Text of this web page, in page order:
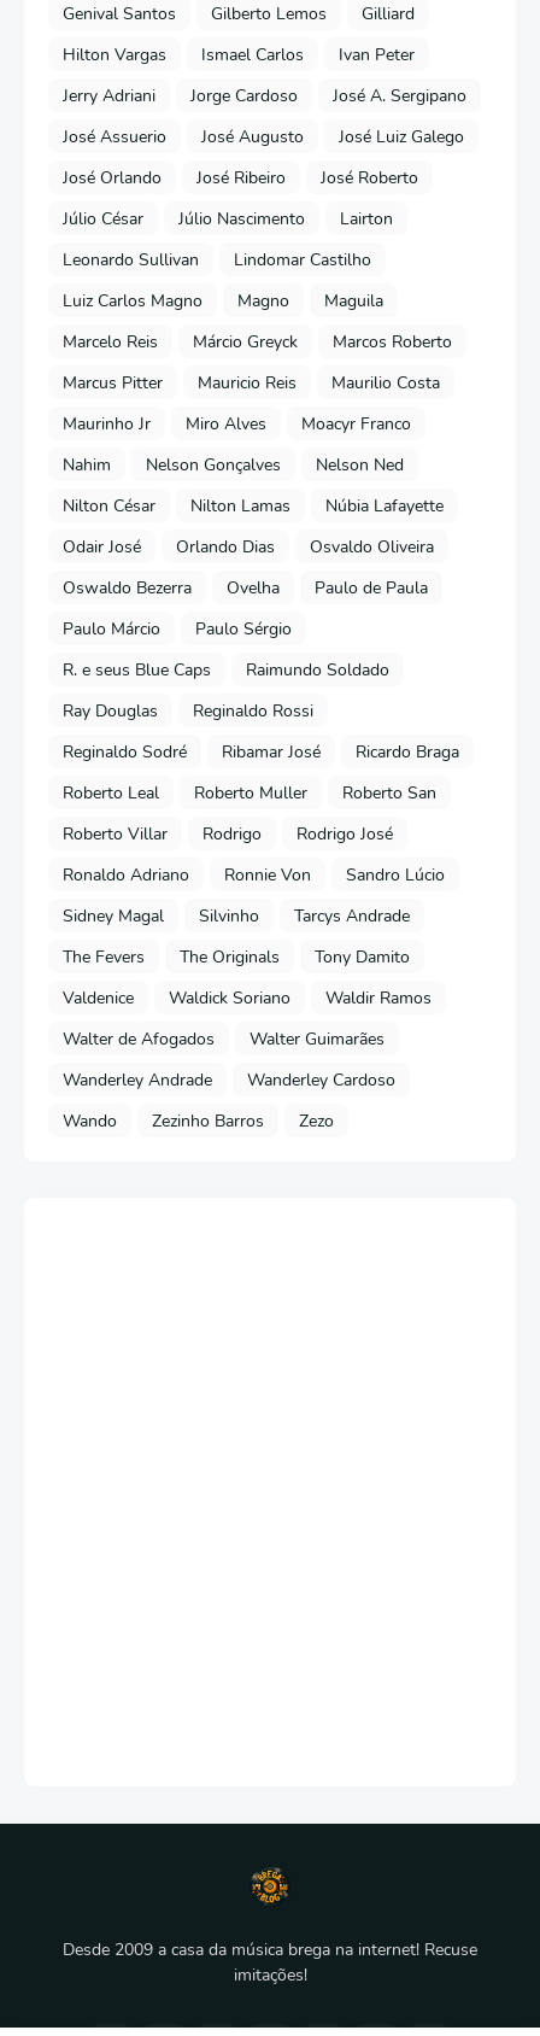
Genival Santos
Gilberto Lemos
Gilliard
Hilton Vargas
Ismael Carlos
Ivan Peter
Jerry Adriani
Jorge Cardoso
José A. Sergipano
José Assuerio
José Augusto
José Luiz Galego
José Orlando
José Ribeiro
José Roberto
Júlio César
Júlio Nascimento
Lairton
Leonardo Sullivan
Lindomar Castilho
Luiz Carlos Magno
Magno
Maguila
Marcelo Reis
Márcio Greyck
Marcos Roberto
Marcus Pitter
Mauricio Reis
Maurilio Costa
Maurinho Jr
Miro Alves
Moacyr Franco
Nahim
Nelson Gonçalves
Nelson Ned
Nilton César
Nilton Lamas
Núbia Lafayette
Odair José
Orlando Dias
Osvaldo Oliveira
Oswaldo Bezerra
Ovelha
Paulo de Paula
Paulo Márcio
Paulo Sérgio
R. e seus Blue Caps
Raimundo Soldado
Ray Douglas
Reginaldo Rossi
Reginaldo Sodré
Ribamar José
Ricardo Braga
Roberto Leal
Roberto Muller
Roberto San
Roberto Villar
Rodrigo
Rodrigo José
Ronaldo Adriano
Ronnie Von
Sandro Lúcio
Sidney Magal
Silvinho
Tarcys Andrade
The Fevers
The Originals
Tony Damito
Valdenice
Waldick Soriano
Waldir Ramos
Walter de Afogados
Walter Guimarães
Wanderley Andrade
Wanderley Cardoso
Wando
Zezinho Barros Zezo
Desde 2009 a casa da música brega na internet! Recuse
imitações!